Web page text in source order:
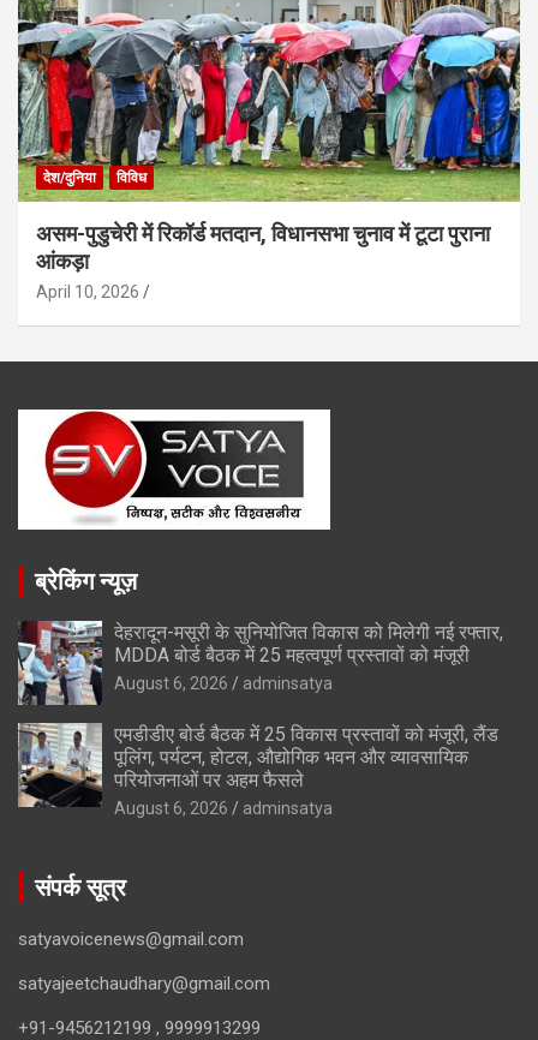
देश/दुनिया विविध
असम-पुडुचेरी में रिकॉर्ड मतदान, विधानसभा चुनाव में टूटा पुराना
आंकड़ा
April 10, 2026
ब्रेकिंग न्यूज़
देहरादून-मसूरी के सुनियोजित विकास को मिलेगी नई रफ्तार,
MDDA बोर्ड बैठक में 25 महत्वपूर्ण प्रस्तावों को मंजूरी
August 6, 2026 adminsatya
एमडीडीए बोर्ड बैठक में 25 विकास प्रस्तावों को मंजूरी, लैंड
पूलिंग, पर्यटन, होटल, औद्योगिक भवन और व्यावसायिक
परियोजनाओं पर अहम फैसले
August 6, 2026 adminsatya
संपर्क सूत्र
satyavoicenews@gmail.com
satyajeetchaudhary@gmail.com
+91-9456212199 , 9999913299